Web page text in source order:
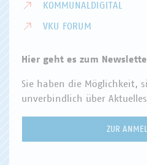
KOMMUNALDIGITAL
VKU FORUM
Hier geht es zum
Sie haben die Möglichkeit,
unverbindlich über
ZUR